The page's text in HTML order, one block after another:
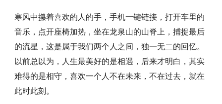
寒风中攥着喜欢的人的手，手机一键链接，打开车里的
音乐，点开座椅加热，坐在龙泉山的山脊上，捕捉最后
的流星，这是属于我们两个人之间，独一无二的回忆。
以前总以为，人生最美好的是相遇，后来才明白，其实
难得的是相守，喜欢一个人不在未来，不在过去，就在
此时此刻。